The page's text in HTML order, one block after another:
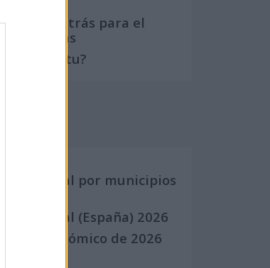
cuenta atrás para el
quieras
crearías tu?
Laboral por municipios
Laboral (España) 2026
Astronómico de 2026